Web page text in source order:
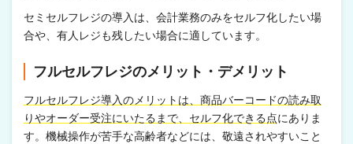
セミセルフレジの導入は、会計業務のみをセルフ化したい場
合や、有人レジも残したい場合に適しています。
フルセルフレジのメリット・デメリット
フルセルフレジ導入のメリットは、商品バーコードの読み取
りやオーダー受注にいたるまで、セルフ化できる点にありま
す。機械操作が苦手な高齢者などには、敬遠されやすいこと